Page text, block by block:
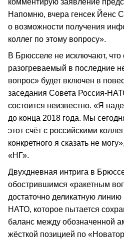
комментирую заявление
Напомню, вчера генсек Йенс
о возможности получения
коллег по этому вопросу».
В Брюсселе не исключают, что
разогреваемый в последние
вопрос» будет включен в
заседания Совета Россия-
состоится неизвестно. «Я
до конца 2018 года. Мы
этот счёт с российскими
конкретного я сказать не
«НГ».
Двухдневная интрига в
обострившимся «ракетным
достаточно деликатную
НАТО, которое пытается
баланс между обозначенной
жёсткой позицией по